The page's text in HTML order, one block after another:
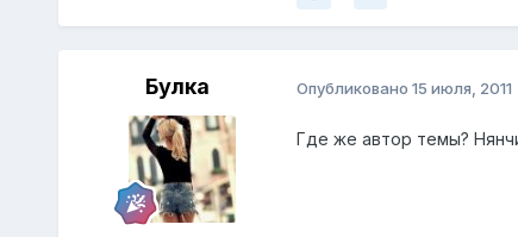
Булка Опубликовано 15 июля, 2011
Где же автор темы?